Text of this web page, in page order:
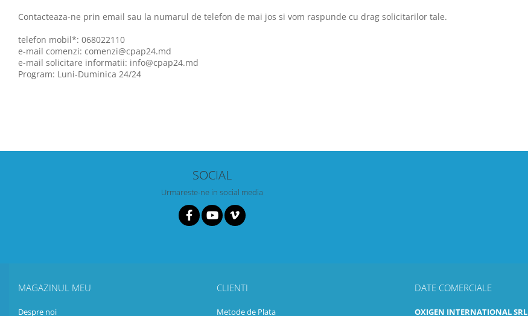
Contacteaza-ne prin email sau la numarul de telefon de mai jos si vom raspunde cu drag solicitarilor tale.
telefon mobil*: 068022110
e-mail comenzi: comenzi@cpap24.md
e-mail solicitare informatii: info@cpap24.md
Program: Luni-Duminica 24/24
SOCIAL
Urmareste-ne in social media
MAGAZINUL MEU
Despre noi
CLIENTI
Metode de Plata
DATE COMERCIALE
OXIGEN INTERNATIONAL SRL